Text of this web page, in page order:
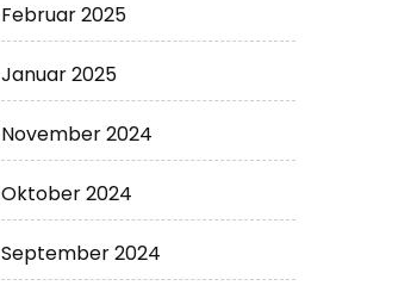
Februar 2025
Januar 2025
November 2024
Oktober 2024
September 2024